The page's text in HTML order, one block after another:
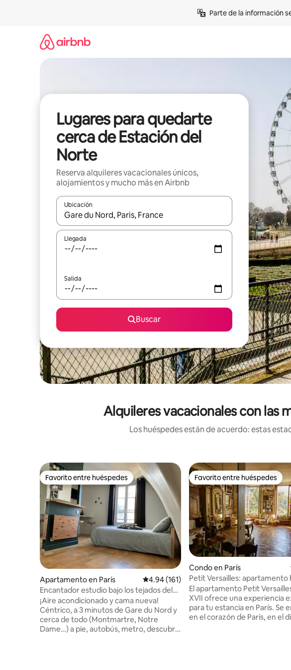
Parte de la información
Lugares para quedarte
cerca de Estación del
Norte
Reserva alquileres vacacionales únicos,
alojamientos y mucho más en Airbnb
Ubicación
Cuando los resultados estén disponibles, navega con las teclas de
Llegada
Salida
Buscar
Alquileres vacacionales con las
Los huéspedes están de acuerdo: estas
Favorito entre huéspedes
Favorito entre huéspedes
Apartamento en París Calificación promedio: 4.94 de 5, 161
4.94 (161)
Encantador estudio bajo los tejados del
distrito 10 de París
¡Aire acondicionado y cama nueva!
Céntrico, a 3 minutos de Gare du Nord y
cerca de todo (Montmartre, Notre
Dame…) a pie, autobús, metro, descubre
Favorito entre huéspedes
Favorito entre huéspedes
Condo en París
Petit Versailles: apartamento
el centro de París
El apartamento Petit
XVII ofrece una experiencia
para tu estancia en París. Se
en el corazón de París, en el